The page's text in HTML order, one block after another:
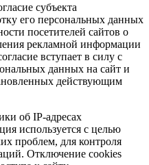
субъекта
его персональных данных
посетителей сайтов о
рекламной информации
вступает в силу с
данных на сайт и
действующим
об IP-адресах
используется с целью
проблем, для контроля
Отключение cookies